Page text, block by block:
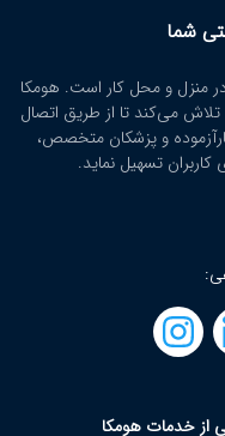
شما
منزل و محل کار است. هومکا
تلاش می‌کند تا از طریق اتصال
کارآزموده و پزشکان متخصص،
تسهیل نماید.
از خدمات هومکا